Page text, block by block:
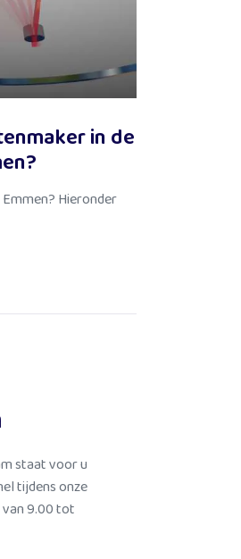
in de
Hieronder
staat voor u
tijdens onze
9.00 tot